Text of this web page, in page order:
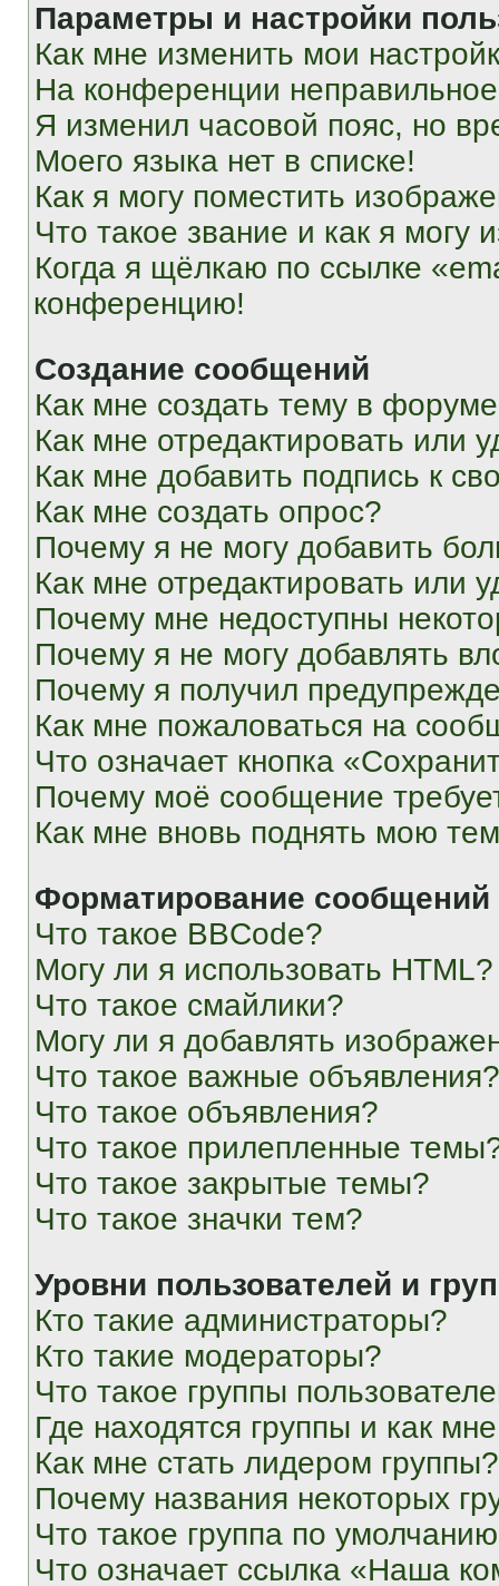
Параметры и настройки
Как мне изменить мои
На конференции
Я изменил часовой пояс, но
Моего языка нет в списке!
Как я могу поместить
Что такое звание и как я могу
Когда я щёлкаю по ссылке
конференцию!
Создание сообщений
Как мне создать тему в
Как мне отредактировать или
Как мне добавить подпись к
Как мне создать опрос?
Почему я не могу добавить
Как мне отредактировать или
Почему мне недоступны
Почему я не могу добавлять
Почему я получил
Как мне пожаловаться на
Что означает кнопка
Почему моё сообщение
Как мне вновь поднять мою
Форматирование
Что такое BBCode?
Могу ли я использовать HTML?
Что такое смайлики?
Могу ли я добавлять
Что такое важные объявления?
Что такое объявления?
Что такое прилепленные
Что такое закрытые темы?
Что такое значки тем?
Уровни пользователей и
Кто такие администраторы?
Кто такие модераторы?
Что такое группы
Где находятся группы и как
Как мне стать лидером группы?
Почему названия некоторых
Что такое группа по
Что означает ссылка «Наша